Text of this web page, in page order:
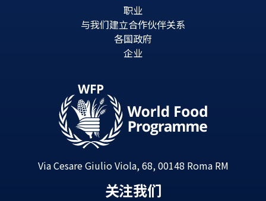
职业
与我们建立合作伙伴关系
各国政府
企业
Via Cesare Giulio Viola, 68, 00148 Roma RM
关注我们